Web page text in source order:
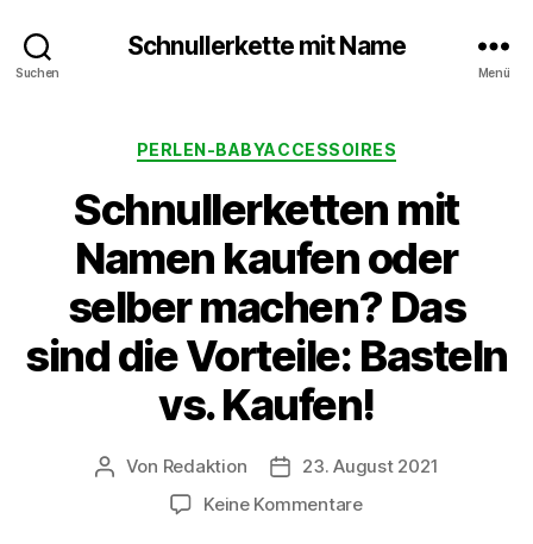
Suchen
Schnullerkette mit Name
Menü
Kategorien
PERLEN-BABYACCESSOIRES
Schnullerketten mit
Namen kaufen oder
selber machen? Das
sind die Vorteile: Basteln
vs. Kaufen!
Beitragsautor
Von Redaktion Beitragsdatum
23. August 2021
Keine Kommentarezu